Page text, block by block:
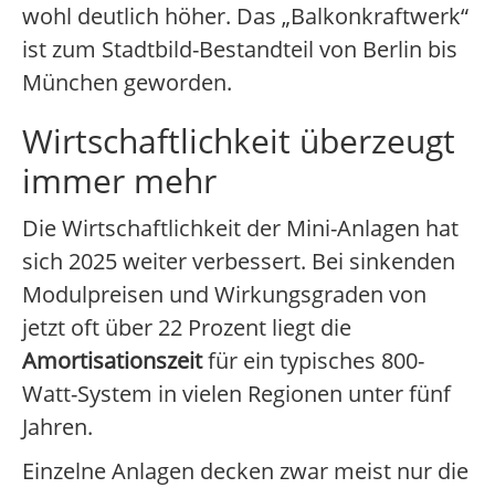
wohl deutlich höher. Das „Balkonkraftwerk“
ist zum Stadtbild-Bestandteil von Berlin bis
München geworden.
Wirtschaftlichkeit überzeugt
immer mehr
Die Wirtschaftlichkeit der Mini-Anlagen hat
sich 2025 weiter verbessert. Bei sinkenden
Modulpreisen und Wirkungsgraden von
jetzt oft über 22 Prozent liegt die
Amortisationszeitfür ein typisches 800-
Watt-System in vielen Regionen unter fünf
Jahren.
Einzelne Anlagen decken zwar meist nur die